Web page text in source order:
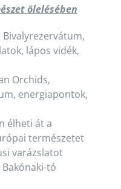
ölelésében
lápos vidék,
Orchids,
energiapontok,
élheti át a
természetet
varázslatot
tó